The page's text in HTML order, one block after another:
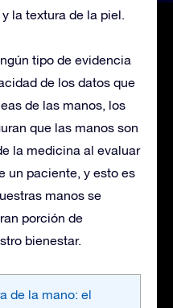
la textura de la piel.
tipo de evidencia
de los datos que
de las manos, los
que las manos son
la medicina al evaluar
un paciente, y esto es
manos se
porción de
bienestar.
de la mano: el